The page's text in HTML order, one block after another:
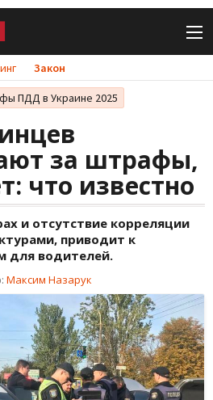
Закон
ПДД в Украине 2025
за штрафы,
что известно
и отсутствие корреляции
приводит к
для водителей.
Максим Назарук